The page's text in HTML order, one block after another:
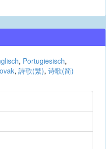
, Portugiesisch,
, 詩歌(繁), 诗歌(简)